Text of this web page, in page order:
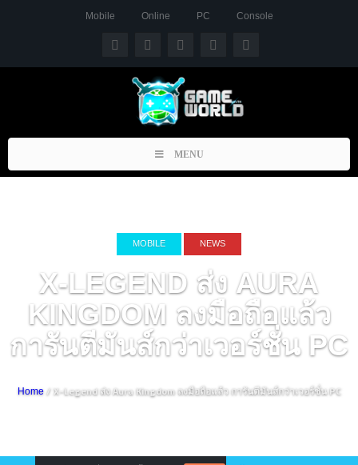
Mobile Online PC Console
Toggle
navigation
MENU
MOBILE NEWS
X-LEGEND ส่ง AURA
KINGDOM ลงมือถือแล้ว
การันตีมันส์กว่าเวอร์ชั่น PC
Home/ X-Legend ส่ง Aura Kingdom ลงมือถือแล้ว การันตีมันส์กว่าเวอร์ชั่น PC